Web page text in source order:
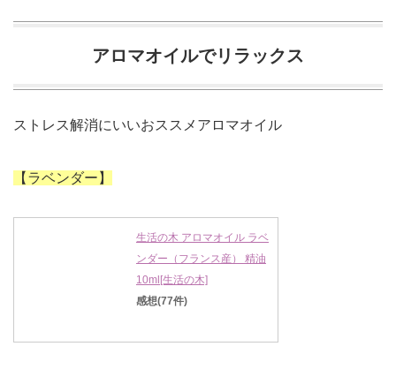
アロマオイルでリラックス
ストレス解消にいいおススメアロマオイル
【ラベンダー】
生活の木 アロマオイル ラベ
ンダー（フランス産） 精油
10ml[生活の木]
感想(77件)